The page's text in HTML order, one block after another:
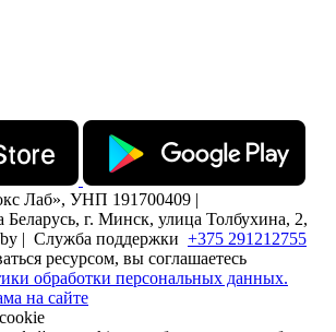
Лаб», УНП 191700409 |
Беларусь, г. Минск, улица Толбухина, 2,
| Служба поддержки +375 291212755
ресурсом, вы соглашаетесь
обработки персональных данных.
на сайте